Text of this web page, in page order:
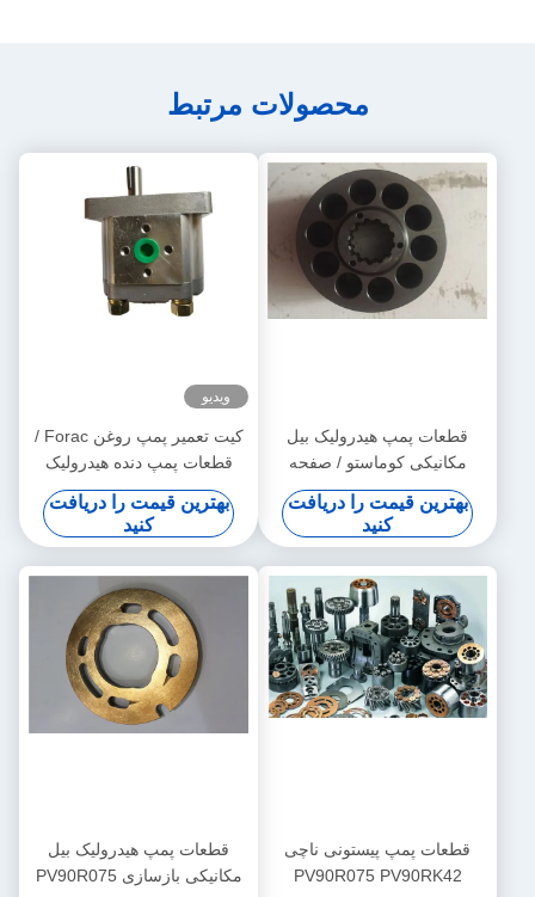
محصولات مرتبط
قطعات پمپ هیدرولیک بیل
مکانیکی کوماستو / صفحه
سوپاپ PC200-7 PC220
سفارشی
بهترین قیمت را دریافت
کنید
ویدیو
کیت تعمیر پمپ روغن Forac /
قطعات پمپ دنده هیدرولیک
قطعات 1 - 3 حمل روز حمل و
نقل
بهترین قیمت را دریافت
کنید
قطعات پمپ پیستونی ناچی
PV90R075 PV90RK42
قطعات پمپ هیدرولیک بیل
مکانیکی بازسازی PV90R075